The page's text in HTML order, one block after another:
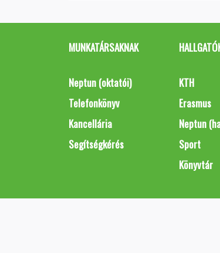
MUNKATÁRSAKNAK
Neptun (oktatói)
Telefonkönyv
Kancellária
Segítségkérés
KTH
Erasmus
Neptun
Sport
Könyvtár